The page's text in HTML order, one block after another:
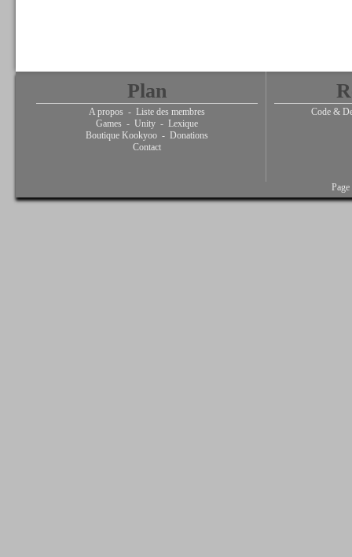
Plan
A propos - Liste des membres
Games - Unity - Lexique
Boutique Kookyoo - Donations
Contact
Code &